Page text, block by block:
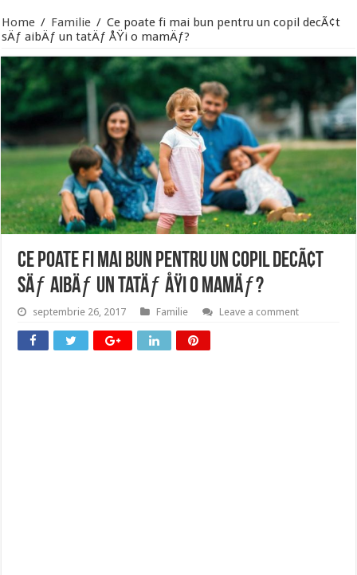
Home / Familie / Ce poate fi mai bun pentru un copil decÃ¢t
sÄƒ aibÄƒ un tatÄƒ ÅŸi o mamÄƒ?
Ce poate fi mai bun pentru un copil decÃ¢t
sÄƒ aibÄƒ un tatÄƒ ÅŸi o mamÄƒ?
septembrie 26, 2017 Familie Leave a comment